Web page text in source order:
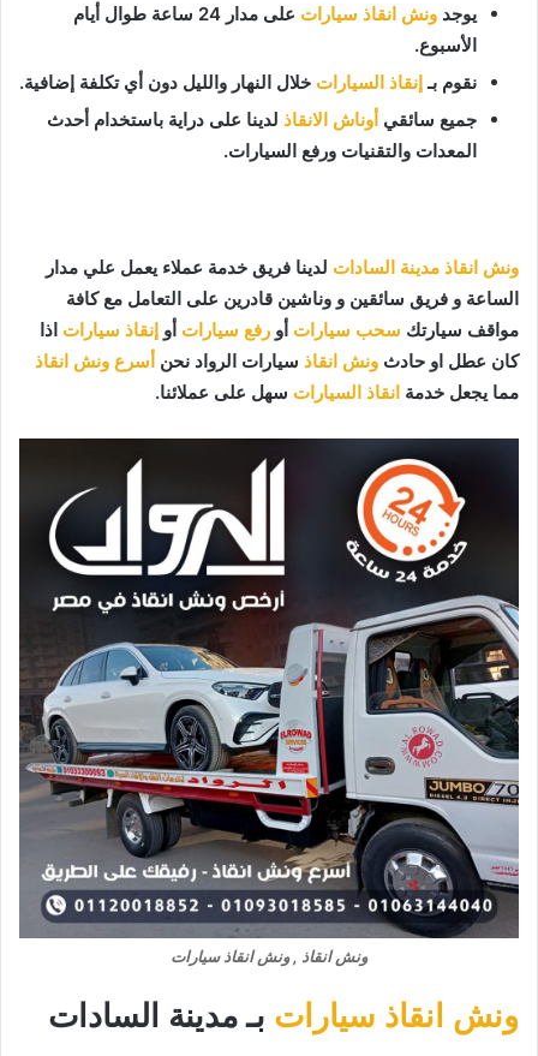
يوجد ونش انقاذ سيارات
على مدار 24 ساعة طوال أيام
الأسبوع.
نقوم بـإنقاذ السيارات خلال النهار والليل دون أي تكلفة إضافية.
جميع سائقي أوناش الانقاذ لدينا على دراية باستخدام أحدث
المعدات والتقنيات ورفع السيارات.
ونش انقاذ مدينة السادات لدينا فريق خدمة عملاء يعمل علي مدار
الساعة و فريق سائقين و وناشين قادرين على التعامل مع كافة
مواقف سيارتك سحب سيارات أو رفع سيارات أو إنقاذ سيارات اذا
كان عطل او حادث ونش انقاذ سيارات الرواد نحن أسرع ونش انقاذ
مما يجعل خدمة انقاذ السيارات سهل على عملائنا.
ونش انقاذ , ونش انقاذ سيارات
ونش انقاذ سيارات بـ مدينة السادات